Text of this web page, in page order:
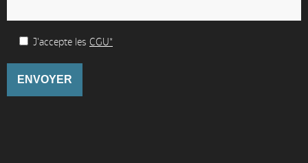
J'accepte les CGU*